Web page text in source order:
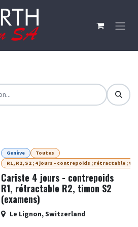
Genève
Toutes
R1, R2, S2 ; 4 jours - contrepoids ; rétractable ;
Cariste 4 jours - contrepoids
R1, rétractable R2, timon S2
(examens)
Le Lignon,Switzerland